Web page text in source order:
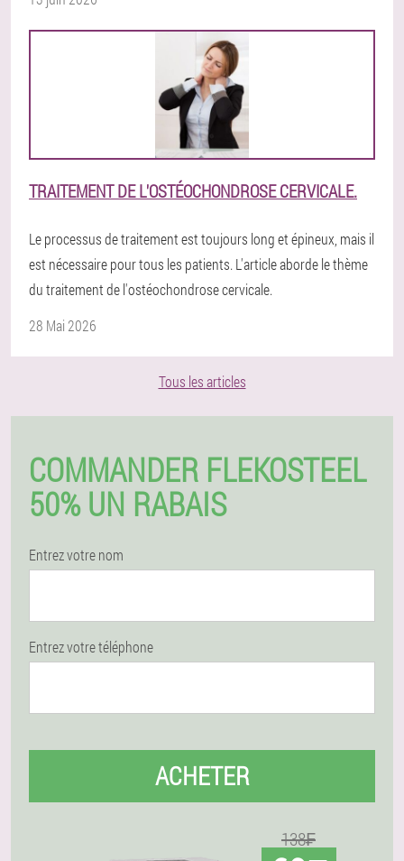
TRAITEMENT DE L'OSTÉOCHONDROSE CERVICALE.
Le processus de traitement est toujours long et épineux, mais il
est nécessaire pour tous les patients. L'article aborde le thème
du traitement de l'ostéochondrose cervicale.
28 Mai 2026
Tous les articles
COMMANDER FLEKOSTEEL
50% UN RABAIS
Entrez votre nom
Entrez votre téléphone
ACHETER
138₣